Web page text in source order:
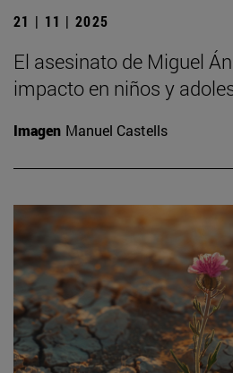
21 | 11 | 2025
El asesinato de Miguel
impacto en niños y
Imagen Manuel Castells